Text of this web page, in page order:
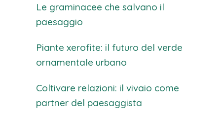
Le graminacee che salvano il
paesaggio
Piante xerofite: il futuro del verde
ornamentale urbano
Coltivare relazioni: il vivaio come
partner del paesaggista